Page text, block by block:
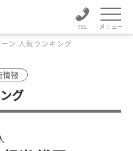
メニュー
ン 人気ランキング
情報
グ